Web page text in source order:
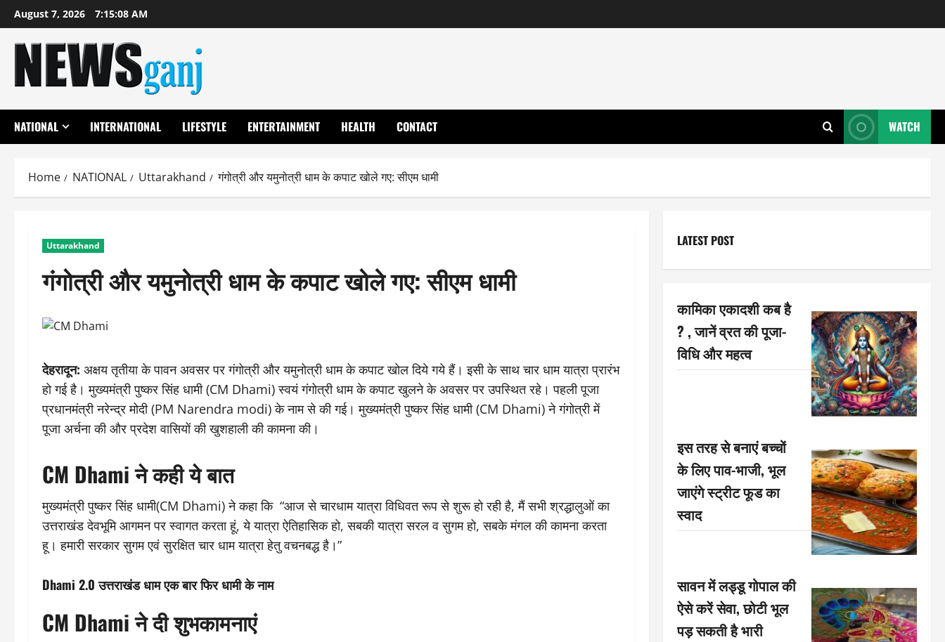
Skip
to
content
August 7, 2026 7:15:08 AM
NATIONAL INTERNATIONAL LIFESTYLE ENTERTAINMENT HEALTH CONTACT WATCH
Home NATIONAL Uttarakhand गंगोत्री और यमुनोत्री धाम के कपाट खोले गए: सीएम धामी
Uttarakhand
गंगोत्री और यमुनोत्री धाम के कपाट खोले गए: सीएम धामी
देहरादून: अक्षय तृतीया के पावन अवसर पर गंगोत्री और यमुनोत्री धाम के कपाट खोल दिये गये हैं। इसी के साथ चार धाम यात्रा प्रारंभ
हो गई है। मुख्यमंत्री पुष्कर सिंह धामी (CM Dhami) स्वयं गंगोत्री धाम के कपाट खुलने के अवसर पर उपस्थित रहे। पहली पूजा
प्रधानमंत्री नरेन्द्र मोदी (PM Narendra modi) के नाम से की गई। मुख्यमंत्री पुष्कर सिंह धामी (CM Dhami) ने गंगोत्री में
पूजा अर्चना की और प्रदेश वासियों की खुशहाली की कामना की।
CM Dhami ने कही ये बात
मुख्यमंत्री पुष्कर सिंह धामी(CM Dhami) ने कहा कि “आज से चारधाम यात्रा विधिवत रूप से शुरू हो रही है, मैं सभी श्रद्धालुओं का
उत्तराखंड देवभूमि आगमन पर स्वागत करता हूं, ये यात्रा ऐतिहासिक हो, सबकी यात्रा सरल व सुगम हो, सबके मंगल की कामना करता
हू। हमारी सरकार सुगम एवं सुरक्षित चार धाम यात्रा हेतु वचनबद्ध है।”
Dhami 2.0 उत्तराखंड धाम एक बार फिर धामी के नाम
CM Dhami ने दी शुभकामनाएं
LATEST POST
कामिका एकादशी कब है
? , जानें व्रत की पूजा-
विधि और महत्व
इस तरह से बनाएं बच्चों
के लिए पाव-भाजी, भूल
जाएंगे स्ट्रीट फूड का
स्वाद
सावन में लड्डू गोपाल की
ऐसे करें सेवा, छोटी भूल
पड़ सकती है भारी